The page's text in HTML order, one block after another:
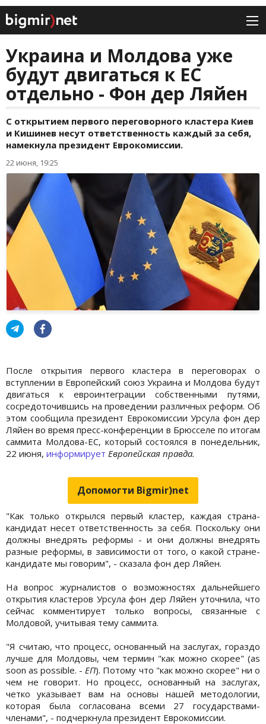
Украина и Молдова уже
будут двигаться к ЕС
отдельно - Фон дер Ляйен
С открытием первого переговорного кластера Киев
и Кишинев несут ответственность каждый за себя,
намекнула президент Еврокомиссии.
22 июня, 19:25
После открытия первого кластера в переговорах о
вступлении в Европейский союз Украина и Молдова будут
двигаться к евроинтеграции собственными путями,
сосредоточившись на проведении различных реформ. Об
этом сообщила президент Еврокомиссии Урсула фон дер
Ляйен во время пресс-конференции в Брюсселе по итогам
саммита Молдова-ЕС, который состоялся в понедельник,
22 июня, информирует Европейская правда.
Допомогти Bigmir)net
"Как только открылся первый кластер, каждая страна-
кандидат несет ответственность за себя. Поскольку они
должны внедрять реформы - и они должны внедрять
разные реформы, в зависимости от того, о какой стране-
кандидате мы говорим", - сказала фон дер Ляйен.
На вопрос журналистов о возможностях дальнейшего
открытия кластеров Урсула фон дер Ляйен уточнила, что
сейчас комментирует только вопросы, связанные с
Молдовой, учитывая тему саммита.
"Я считаю, что процесс, основанный на заслугах, гораздо
лучше для Молдовы, чем термин "как можно скорее" (as
soon as possible. - ЕП). Потому что "как можно скорее" ни о
чем не говорит. Но процесс, основанный на заслугах,
четко указывает вам на основы нашей методологии,
которая была согласована всеми 27 государствами-
членами", - подчеркнула президент Еврокомиссии.